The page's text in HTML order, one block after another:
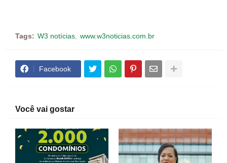
Tags: W3 notícias www.w3noticias.com.br
Facebook
Você vai gostar